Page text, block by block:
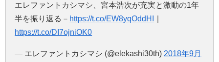
エレファントカシマシ、宮本浩次が充実と激動の1年
半を振り返る－ https://t.co/EW8yqOddHI
https://t.co/DI7ojniOK0
— エレファントカシマシ (@elekashi30th) 2018年9月